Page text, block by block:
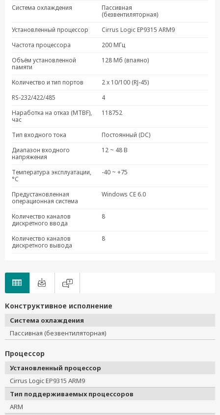
IA262-I-LX
IA260-T-CE
Система охлаждения
Пассивная
(безвентиляторная)
Установленный процессор
Cirrus Logic EP9315 ARM9
Частота процессора
200 МГц
Объём установленной
памяти
128 Мб (впаяно)
Количество и тип портов
2 x 10/100 (RJ-45)
RS-232/422/485
4
Наработка на отказ (MTBF),
час
118752
Тип входного тока
Постоянный (DC)
Диапазон входного
напряжения
12 ~ 48 В
Температура эксплуатации,
°C
-40 ~ +75
Предустановленная
операционная система
Windows CE 6.0
Количество каналов
дискретного ввода
8
Количество каналов
дискретного вывода
8
Конструктивное исполнение
Система охлаждения
Пассивная (безвентиляторная)
Процессор
Установленный процессор
Cirrus Logic EP9315 ARM9
Тип поддерживаемых процессоров
ARM